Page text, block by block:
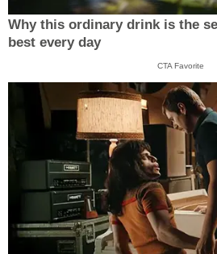
Why this ordinary drink is the
best every day
CTA Favorite